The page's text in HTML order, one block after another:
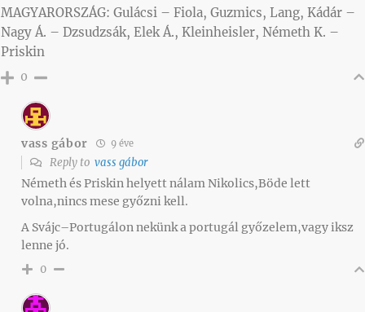
MAGYARORSZÁG: Gulácsi – Fiola, Guzmics, Lang, Kádár –
Nagy Á. – Dzsudzsák, Elek Á., Kleinheisler, Németh K. –
Priskin
0
vass gábor 9 éve
Reply to vass gábor
Németh és Priskin helyett nálam Nikolics,Böde lett
volna,nincs mese győzni kell.
A Svájc–Portugálon nekünk a portugál győzelem,vagy iksz
lenne jó.
0